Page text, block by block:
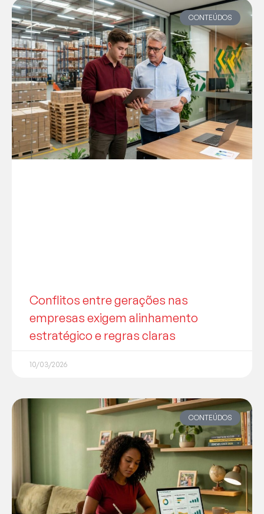
CONTEÚDOS
Conflitos entre gerações nas
empresas exigem alinhamento
estratégico e regras claras
10/03/2026
CONTEÚDOS